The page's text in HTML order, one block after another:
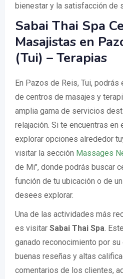
bienestar y la satisfacción de
Sabai Thai Spa
Masajistas en
(Tui) – Terapias
En Pazos de Reis, Tui, podrás
de centros de masajes y
amplia gama de servicios
relajación. Si te encuentras en
explorar opciones alrededor
visitar la sección Massages
de Mi", donde podrás buscar
función de tu ubicación o de
desees explorar.
Una de las actividades más
es visitar Sabai Thai Spa.
ganado reconocimiento por
buenas reseñas y altas
comentarios de los clientes,